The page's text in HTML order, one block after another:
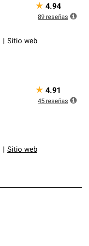
Sitio web
★ 4.94
89 reseñas
Sitio web
★ 4.91
45 reseñas